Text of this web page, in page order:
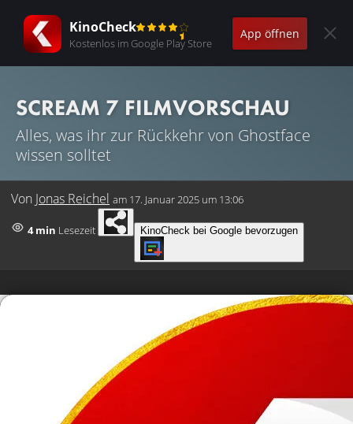
KinoCheck
Kostenlos im Google Play Store
App öffnen
SCREAM 7 FILMVORSCHAU
Alles, was ihr zur Rückkehr von Ghostface
wissen solltet
Von Jonas Reichel am 17. Januar 2025 um 13:06
4 min Lesezeit KinoCheck bei Google bevorzugen